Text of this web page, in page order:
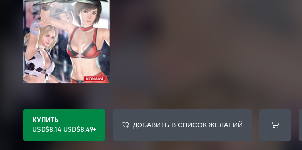
КУПИТЬ
USD$8.14 USD$8.49+
ДОБАВИТЬ В СПИСОК ЖЕЛАНИЙ